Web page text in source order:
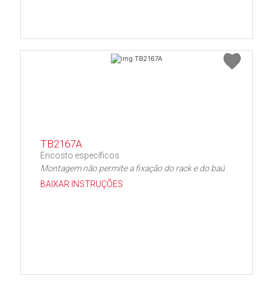
TB2167A
Encosto específicos
Montagem não permite a fixação do rack e do baú
BAIXAR INSTRUÇÕES